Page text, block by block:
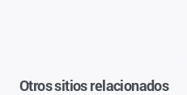
Otros sitios relacionados